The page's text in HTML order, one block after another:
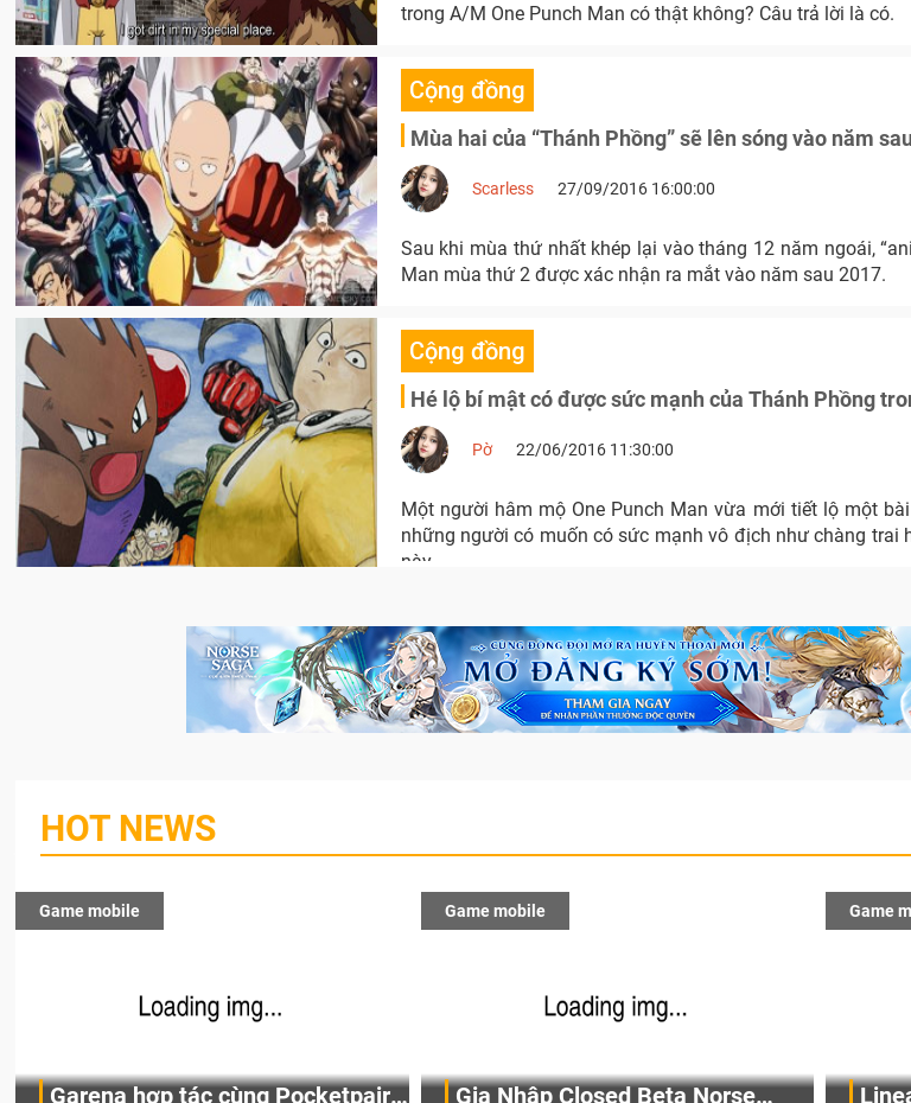
trong A/M One Punch Man có thật không? Câu trả lời là có.
Cộng đồng
Mùa hai của “Thánh Phồng” sẽ lên sóng vào năm sau
Scarless 27/09/2016 16:00:00
Sau khi mùa thứ nhất khép lại vào tháng 12 năm ngoái,
Man mùa thứ 2 được xác nhận ra mắt vào năm sau 2017.
Cộng đồng
Hé lộ bí mật có được sức mạnh của Thánh Phồng
Pờ 22/06/2016 11:30:00
Một người hâm mộ One Punch Man vừa mới tiết lộ một
những người có muốn có sức mạnh vô địch như chàng trai
này.
HOT NEWS
Game mobile
Garena hợp tác cùng Pocketpair
Game mobile
Gia Nhập Closed Beta Norse
Game